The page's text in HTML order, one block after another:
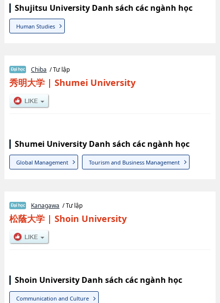
Shujitsu University Danh sách các ngành học
Human Studies
Chiba / Tư lập
秀明大学| Shumei University
Shumei University Danh sách các ngành học
Global Management Tourism and Business Management
Kanagawa / Tư lập
松蔭大学| Shoin University
Shoin University Danh sách các ngành học
Communication and Culture